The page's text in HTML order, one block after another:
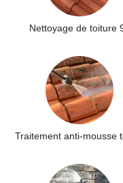
Nettoyage de toiture